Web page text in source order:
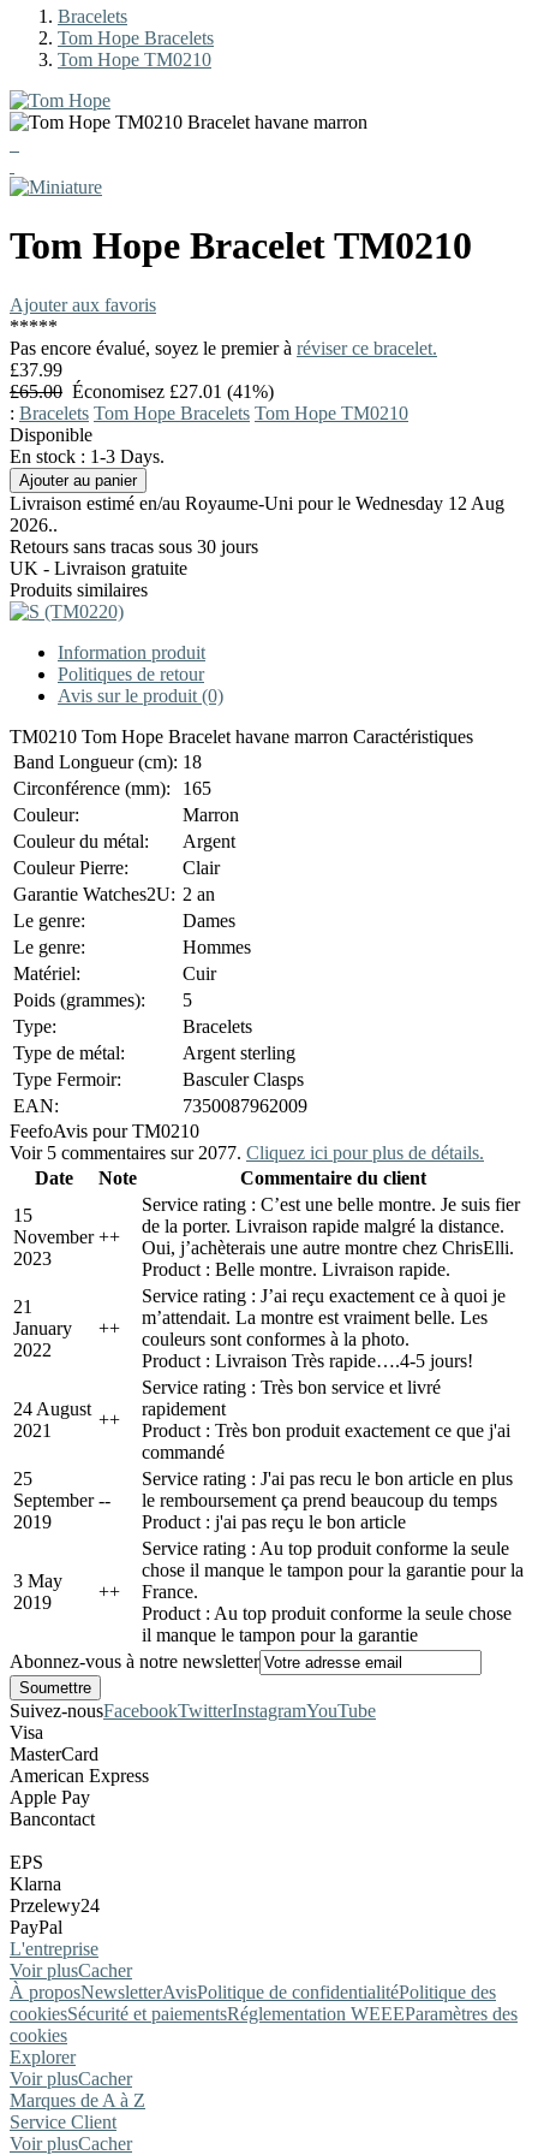
Bracelets
Tom Hope Bracelets
Tom Hope TM0210
Tom Hope BraceletTM0210
Ajouter aux favoris
*****
Pas encore évalué, soyez le premier à réviser ce bracelet.
£37.99
£65.00 Économisez £27.01 (41%)
: Bracelets Tom Hope Bracelets Tom Hope TM0210
Disponible
En stock : 1-3 Days.
Livraison estimé en/au Royaume-Uni pour le Wednesday 12 Aug
2026..
Retours sans tracas sous 30 jours
UK - Livraison gratuite
Produits similaires
Information produit
Politiques de retour
Avis sur le produit (0)
TM0210 Tom Hope Bracelet havane marron Caractéristiques
Band Longueur (cm): 18
Circonférence (mm):
165
Couleur:
Marron
Couleur du métal:
Argent
Couleur Pierre:
Clair
Garantie Watches2U: 2 an
Le genre:
Dames
Le genre:
Hommes
Matériel:
Cuir
Poids (grammes):
5
Type:
Bracelets
Type de métal:
Argent sterling
Type Fermoir:
Basculer Clasps
EAN:
7350087962009
FeefoAvis pour TM0210
Voir 5 commentaires sur 2077. Cliquez ici pour plus de détails.
Date
Note
Commentaire du client
15
November
2023
++
Service rating : C’est une belle montre. Je suis fier
de la porter. Livraison rapide malgré la distance.
Oui, j’achèterais une autre montre chez ChrisElli.
Product : Belle montre. Livraison rapide.
21
January
2022
++
Service rating : J’ai reçu exactement ce à quoi je
m’attendait. La montre est vraiment belle. Les
couleurs sont conformes à la photo.
Product : Livraison Très rapide….4-5 jours!
24 August
2021
++
Service rating : Très bon service et livré
rapidement
Product : Très bon produit exactement ce que j'ai
commandé
25
September
2019
--
Service rating : J'ai pas recu le bon article en plus
le remboursement ça prend beaucoup du temps
Product : j'ai pas reçu le bon article
3 May
2019
++
Service rating : Au top produit conforme la seule
chose il manque le tampon pour la garantie pour la
France.
Product : Au top produit conforme la seule chose
il manque le tampon pour la garantie
Abonnez-vous à notre newsletter
Suivez-nousFacebookTwitterInstagramYouTube
Visa
MasterCard
American Express
Apple Pay
Bancontact
EPS
Klarna
Przelewy24
PayPal
L'entreprise
Voir plusCacher
À proposNewsletterAvisPolitique de confidentialitéPolitique des
cookiesSécurité et paiementsRéglementation WEEEParamètres des
cookies
Explorer
Voir plusCacher
Marques de A à Z
Service Client
Voir plusCacher